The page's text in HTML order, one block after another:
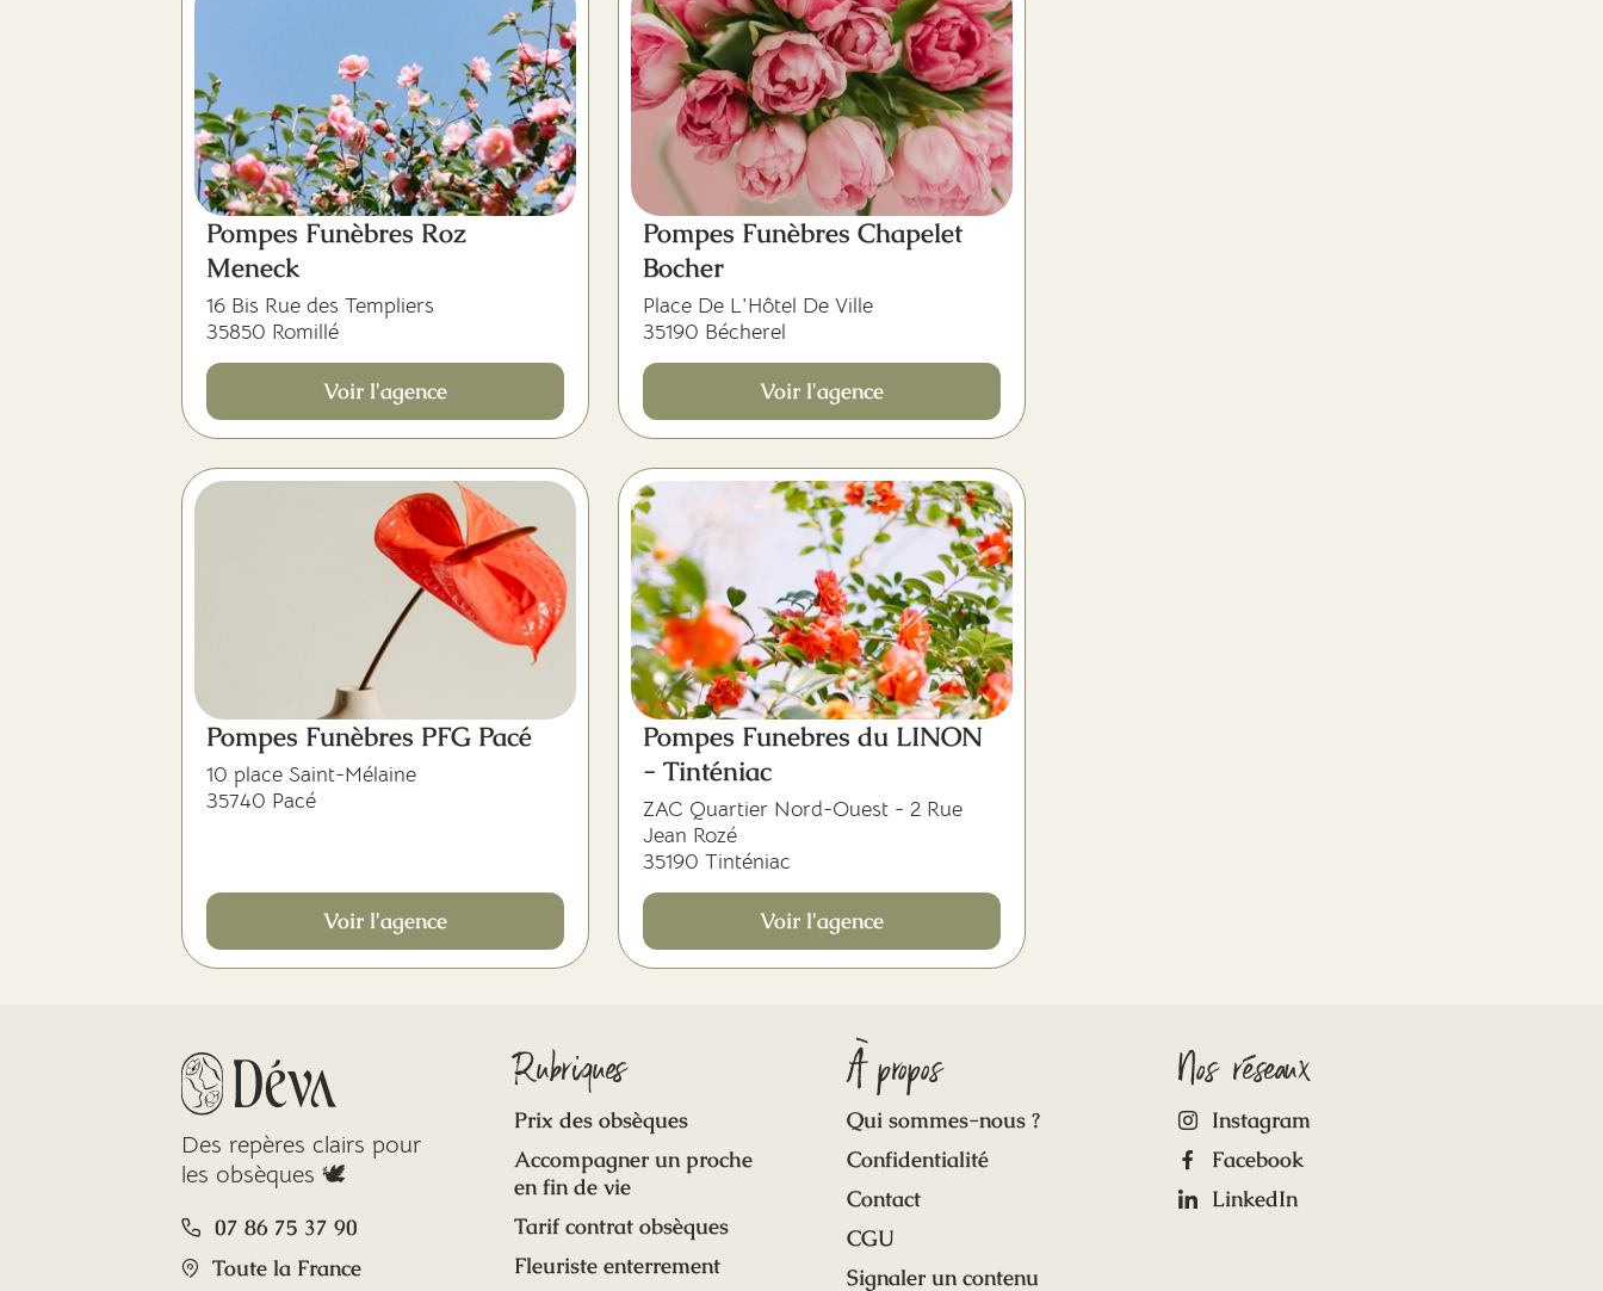
Pompes Funèbres Roz
Meneck
16 Bis Rue des Templiers
35850 Romillé
Voir l'agence
Pompes Funèbres Chapelet
Bocher
Place De L'Hôtel De Ville
35190 Bécherel
Voir l'agence
Pompes Funèbres PFG Pacé
10 place Saint-Mélaine
35740 Pacé
Voir l'agence
Pompes Funebres du LINON
- Tinténiac
ZAC Quartier Nord-Ouest - 2 Rue
Jean Rozé
35190 Tinténiac
Voir l'agence
Des repères clairs pour
les obsèques 🕊️
07 86 75 37 90
Toute la France
Rubriques
Prix des obsèques
Accompagner un proche
en fin de vie
Tarif contrat obsèques
Fleuriste enterrement
À propos
Qui sommes-nous ?
Confidentialité
Contact
CGU
Signaler un contenu
Nos réseaux
Instagram
Facebook
LinkedIn